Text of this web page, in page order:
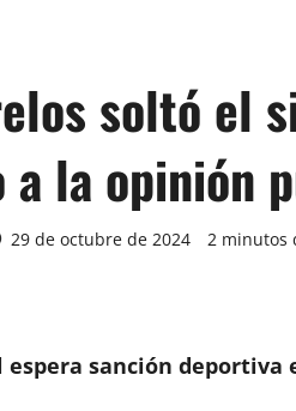
soltó el
a la opinión
29 de octubre de 2024 2 minutos
espera sanción